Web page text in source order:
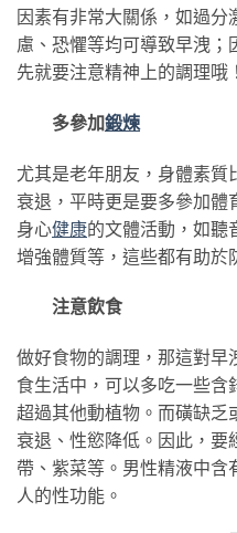
因素有非常大關係，如過分
慮、恐懼等均可導致早洩
先就要注意精神上的調理哦！
多參加鍛煉
尤其是老年朋友，身體素質
衰退，平時更是要多參加體
身心健康的文體活動，如聽
增強體質等，這些都有助於
注意飲食
做好食物的調理，那這對早
食生活中，可以多吃一些含
超過其他動植物。而磺缺乏
衰退、性慾降低。因此，
帶、紫菜等。男性精液中含
人的性功能。